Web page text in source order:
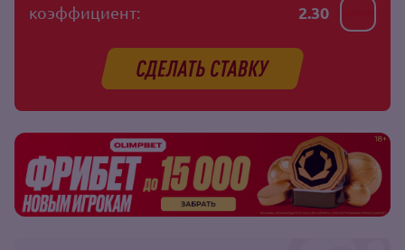
коэффициент: 2.30